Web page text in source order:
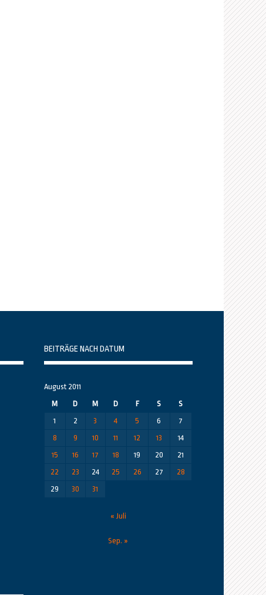
BEITRÄGE NACH DATUM
August 2011
M
D M D F S
S
1
2 3 4 5 6
7
8
9 10 11 12 13
14
15
16 17 18 19 20
21
22
23 24 25 26 27
28
29
30 31
« Juli
Sep. »